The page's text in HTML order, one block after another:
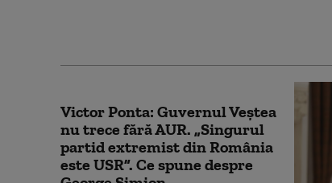
Victor Ponta: Guvernul Veștea
nu trece fără AUR. „Singurul
partid extremist din România
este USR”. Ce spune despre